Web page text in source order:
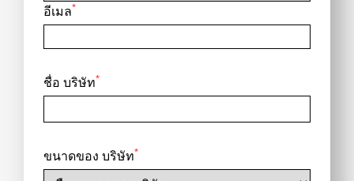
อีเมล*
ชื่อ บริษัท*
ขนาดของ บริษัท*